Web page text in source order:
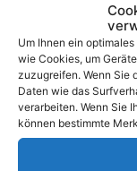
Um Ihnen ein
wie Cookies, um
zuzugreifen. Wenn Sie
Daten wie das
verarbeiten. Wenn Sie
können bestimmte
to
calendar
days
Filter